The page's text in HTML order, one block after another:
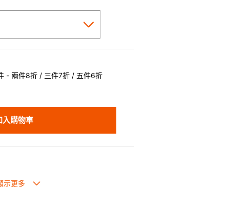
- 兩件8折 / 三件7折 / 五件6折
入購物車
放入焗爐，耐熱程度高達260℃。